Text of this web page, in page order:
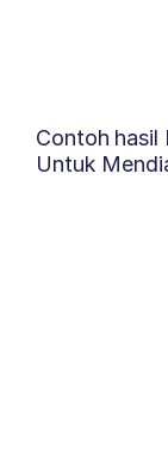
Contoh hasil
Untuk